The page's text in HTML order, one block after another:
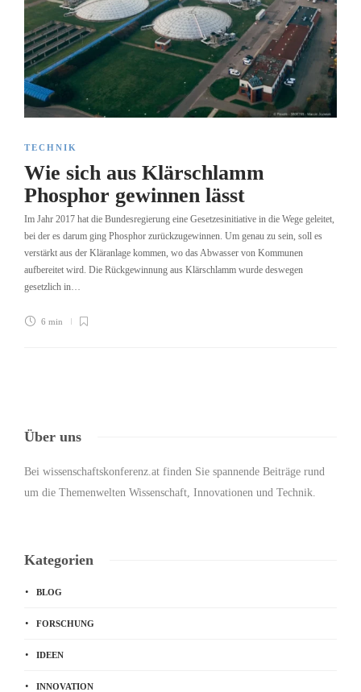
TECHNIK
Wie sich aus Klärschlamm
Phosphor gewinnen lässt
Im Jahr 2017 hat die Bundesregierung eine Gesetzesinitiative in die Wege geleitet,
bei der es darum ging Phosphor zurückzugewinnen. Um genau zu sein, soll es
verstärkt aus der Kläranlage kommen, wo das Abwasser von Kommunen
aufbereitet wird. Die Rückgewinnung aus Klärschlamm wurde deswegen
gesetzlich in…
6 min
Über uns
Bei wissenschaftskonferenz.at finden Sie spannende Beiträge rund
um die Themenwelten Wissenschaft, Innovationen und Technik.
Kategorien
BLOG
FORSCHUNG
IDEEN
INNOVATION